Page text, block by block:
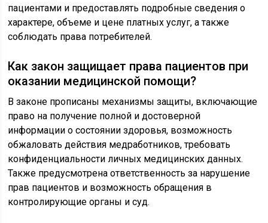
пациентами и предоставлять подробные сведения о
характере, объеме и цене платных услуг, а также
соблюдать права потребителей.
Как закон защищает права пациентов при
оказании медицинской помощи?
В законе прописаны механизмы защиты, включающие
право на получение полной и достоверной
информации о состоянии здоровья, возможность
обжаловать действия медработников, требовать
конфиденциальности личных медицинских данных.
Также предусмотрена ответственность за нарушение
прав пациентов и возможность обращения в
контролирующие органы и суд.